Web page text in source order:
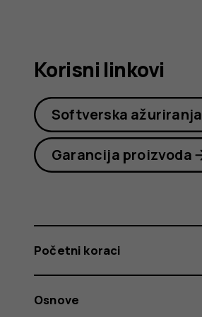
Korisni linkovi
Softverska ažuriranja
Garancija proizvoda
Početni koraci
Osnove